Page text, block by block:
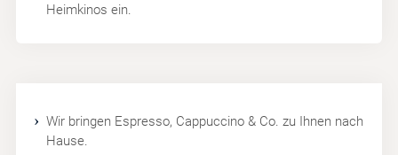
Heimkinos ein.
Wir bringen Espresso, Cappuccino & Co. zu Ihnen nach
Hause.